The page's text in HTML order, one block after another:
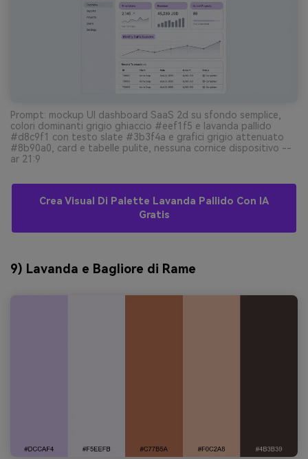
Prompt: mockup UI dashboard SaaS 2d su sfondo semplice,
colori dominanti grigio ghiaccio #eef1f5 e lavanda pallido
#d8c9f1 con testo slate #3b3f4a e grafici grigio attenuato
#8b90a0, card e tabelle pulite, nessuna cornice dispositivo --
ar 21:9
Crea Visual Di Palette Lavanda Pallido Con IA
Gratis
9) Lavanda e Bagliore di Rame